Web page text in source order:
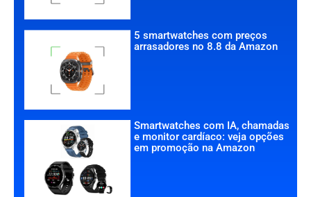
5 smartwatches com preços
arrasadores no 8.8 da Amazon
Smartwatches com IA, chamadas
e monitor cardíaco: veja opções
em promoção na Amazon